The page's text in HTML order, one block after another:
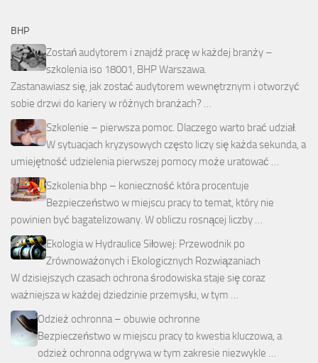
BHP
Zostań audytorem i znajdź pracę w każdej branży –
szkolenia iso 18001, BHP Warszawa.
Zastanawiasz się, jak zostać audytorem wewnętrznym i otworzyć
sobie drzwi do kariery w różnych branżach? …
Szkolenie – pierwsza pomoc. Dlaczego warto brać udział.
W sytuacjach kryzysowych często liczy się każda sekunda, a
umiejętność udzielenia pierwszej pomocy może uratować …
Szkolenia bhp – konieczność która procentuje
Bezpieczeństwo w miejscu pracy to temat, który nie
powinien być bagatelizowany. W obliczu rosnącej liczby …
Ekologia w Hydraulice Siłowej: Przewodnik po
Zrównoważonych i Ekologicznych Rozwiązaniach
W dzisiejszych czasach ochrona środowiska staje się coraz
ważniejsza w każdej dziedzinie przemysłu, w tym …
Odzież ochronna – obuwie ochronne
Bezpieczeństwo w miejscu pracy to kwestia kluczowa, a
odzież ochronna odgrywa w tym zakresie niezwykle …